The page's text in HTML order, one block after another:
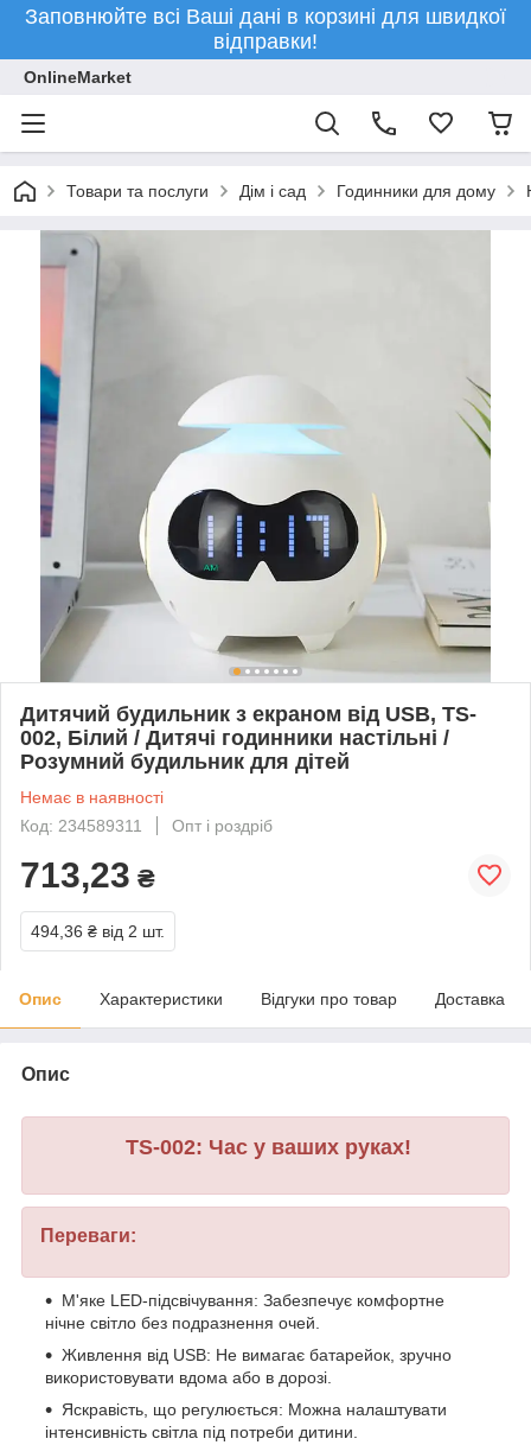
Заповнюйте всі Ваші дані в корзині для швидкої
відправки!
OnlineMarket
Товари та послуги Дім і сад Годинники для дому
Дитячий будильник з екраном від USB, TS-
002, Білий / Дитячі годинники настільні /
Розумний будильник для дітей
Немає в наявності
Код: 234589311
Опт і роздріб
713,23 ₴
494,36 ₴ від 2 шт.
Опис Характеристики Відгуки про товар Доставка
Опис
TS-002: Час у ваших руках!
Переваги:
М'яке LED-підсвічування: Забезпечує комфортне
нічне світло без подразнення очей.
Живлення від USB: Не вимагає батарейок, зручно
використовувати вдома або в дорозі.
Яскравість, що регулюється: Можна налаштувати
інтенсивність світла під потреби дитини.